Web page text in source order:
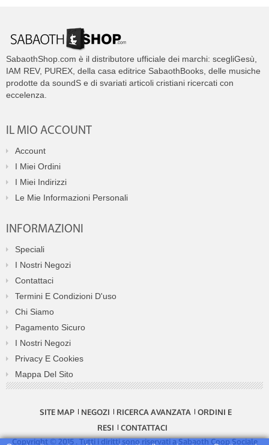
SabaothShop.com è il distributore ufficiale dei marchi: scegliGesù,
IAM REV, PUREX, della casa editrice SabaothBooks, delle musiche
prodotte da soundS e di svariati articoli cristiani ricercati con
eccelenza.
IL MIO ACCOUNT
Account
I Miei Ordini
I Miei Indirizzi
Le Mie Informazioni Personali
INFORMAZIONI
Speciali
I Nostri Negozi
Contattaci
Termini E Condizioni D'uso
Chi Siamo
Pagamento Sicuro
I Nostri Negozi
Privacy E Cookies
Mappa Del Sito
SITE MAP NEGOZI RICERCA AVANZATA
ORDINI E
RESI
CONTATTACI
Copyright © 2015 . Tutti i diritti sono riservati a Sabaoth Coop Sociale